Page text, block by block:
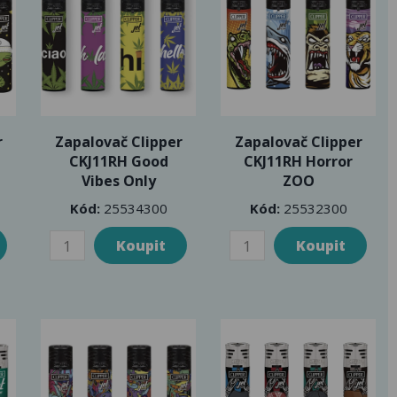
Zapalovač Clipper
CKJ11RH Good
Vibes Only
Kód: 25534300
Zapalovač Clipper
CKJ11RH Horror
ZOO
Kód: 25532300